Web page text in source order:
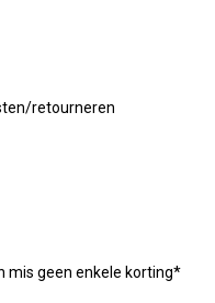
retourneren
mis geen enkele korting*